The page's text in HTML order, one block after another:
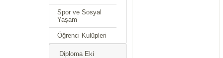
Spor ve Sosyal
Yaşam
Öğrenci Kulüpleri
Diploma Eki